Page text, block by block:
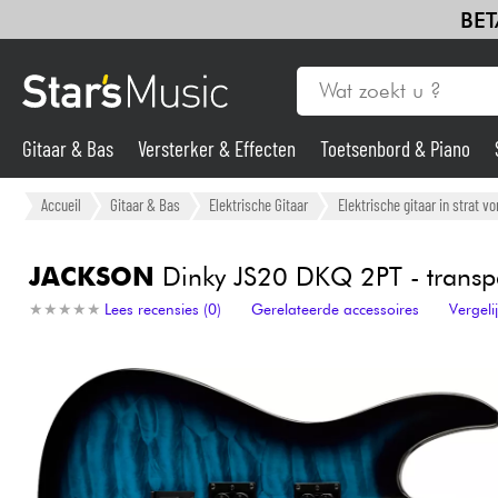
Gitaar & Bas
Synths & samplers
Licht
Viool & Quatuor
Gitaar & Bas Versterker & Effecten Toetsenbord & Piano
Accueil Gitaar & Bas Elektrische Gitaar Elektrische gitaar in strat
JACKSON Dinky JS20 DKQ 2PT -
★ ★ ★ ★ ★
★ ★ ★ ★ ★ Lees recensies (0) Gerelateerde accessoires